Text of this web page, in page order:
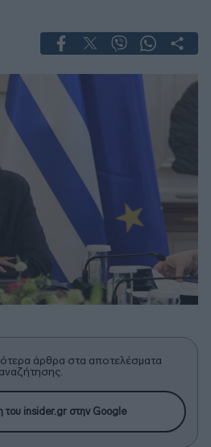
άρθρα στα αποτελέσματα
αναζήτησης.
του insider.gr στην Google